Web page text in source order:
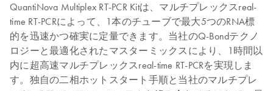
QuantiNova Multiplex RT-PCR Kitは、マルチプレックスreal-
time RT-PCRによって、1本のチューブで最大5つのRNA標
的を迅速かつ確実に定量できます。当社のQ-Bondテクノ
ロジーと最適化されたマスターミックスにより、1時間以
内に超高速マルチプレックスreal-time RT-PCRを実現しま
す。独自の二相ホットスタート手順と当社のマルチプレ